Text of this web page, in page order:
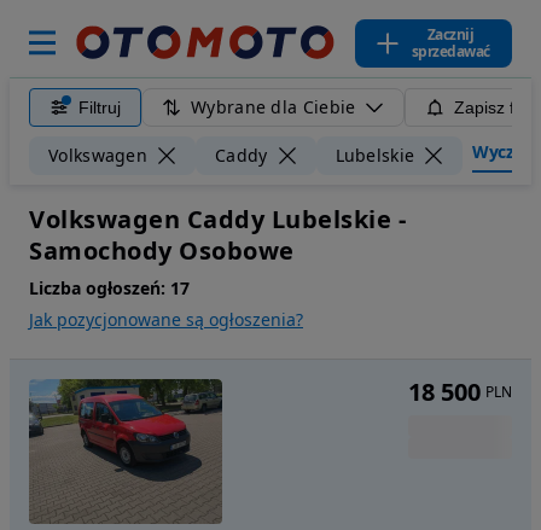
Zacznij
sprzedawać
Filtruj Wybrane dla Ciebie Zapisz
Volkswagen Caddy Lubelskie
Volkswagen Caddy Lubelskie -
Samochody Osobowe
Liczba ogłoszeń: 17
Jak pozycjonowane są ogłoszenia?
18 500 PLN